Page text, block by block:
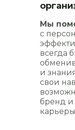
Мы
с
всегда
и
свои
бренд и